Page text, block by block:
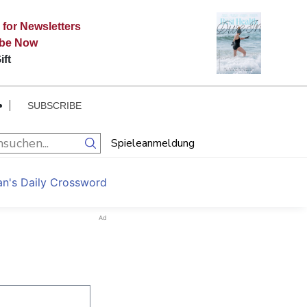
for Newsletters
Now
SUBSCRIBE
Spieleanmeldung
Daily Crossword
Ad